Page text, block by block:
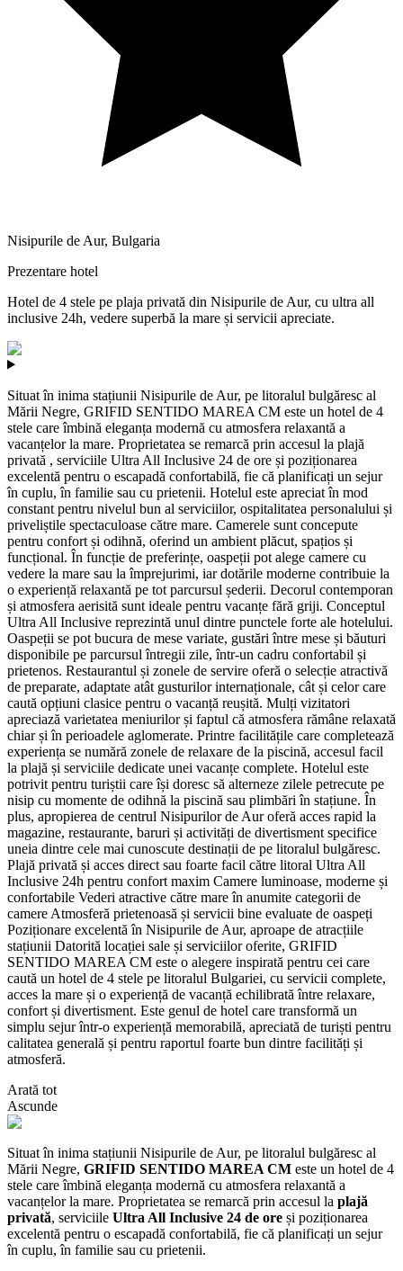
Nisipurile de Aur, Bulgaria
Prezentare hotel
Hotel de 4 stele pe plaja privată din Nisipurile de Aur, cu ultra all
inclusive 24h, vedere superbă la mare și servicii apreciate.
Situat în inima stațiunii Nisipurile de Aur, pe litoralul bulgăresc al
Mării Negre, GRIFID SENTIDO MAREA CM este un hotel de 4
stele care îmbină eleganța modernă cu atmosfera relaxantă a
vacanțelor la mare. Proprietatea se remarcă prin accesul la plajă
privată , serviciile Ultra All Inclusive 24 de ore și poziționarea
excelentă pentru o escapadă confortabilă, fie că planificați un sejur
în cuplu, în familie sau cu prietenii. Hotelul este apreciat în mod
constant pentru nivelul bun al serviciilor, ospitalitatea personalului și
priveliștile spectaculoase către mare. Camerele sunt concepute
pentru confort și odihnă, oferind un ambient plăcut, spațios și
funcțional. În funcție de preferințe, oaspeții pot alege camere cu
vedere la mare sau la împrejurimi, iar dotările moderne contribuie la
o experiență relaxantă pe tot parcursul șederii. Decorul contemporan
și atmosfera aerisită sunt ideale pentru vacanțe fără griji. Conceptul
Ultra All Inclusive reprezintă unul dintre punctele forte ale hotelului.
Oaspeții se pot bucura de mese variate, gustări între mese și băuturi
disponibile pe parcursul întregii zile, într-un cadru confortabil și
prietenos. Restaurantul și zonele de servire oferă o selecție atractivă
de preparate, adaptate atât gusturilor internaționale, cât și celor care
caută opțiuni clasice pentru o vacanță reușită. Mulți vizitatori
apreciază varietatea meniurilor și faptul că atmosfera rămâne relaxată
chiar și în perioadele aglomerate. Printre facilitățile care completează
experiența se numără zonele de relaxare de la piscină, accesul facil
la plajă și serviciile dedicate unei vacanțe complete. Hotelul este
potrivit pentru turiștii care își doresc să alterneze zilele petrecute pe
nisip cu momente de odihnă la piscină sau plimbări în stațiune. În
plus, apropierea de centrul Nisipurilor de Aur oferă acces rapid la
magazine, restaurante, baruri și activități de divertisment specifice
uneia dintre cele mai cunoscute destinații de pe litoralul bulgăresc.
Plajă privată și acces direct sau foarte facil către litoral Ultra All
Inclusive 24h pentru confort maxim Camere luminoase, moderne și
confortabile Vederi atractive către mare în anumite categorii de
camere Atmosferă prietenoasă și servicii bine evaluate de oaspeți
Poziționare excelentă în Nisipurile de Aur, aproape de atracțiile
stațiunii Datorită locației sale și serviciilor oferite, GRIFID
SENTIDO MAREA CM este o alegere inspirată pentru cei care
caută un hotel de 4 stele pe litoralul Bulgariei, cu servicii complete,
acces la mare și o experiență de vacanță echilibrată între relaxare,
confort și divertisment. Este genul de hotel care transformă un
simplu sejur într-o experiență memorabilă, apreciată de turiști pentru
calitatea generală și pentru raportul foarte bun dintre facilități și
atmosferă.
Arată tot
Ascunde
Situat în inima stațiunii Nisipurile de Aur, pe litoralul bulgăresc al
Mării Negre, GRIFID SENTIDO MAREA CM este un hotel de 4
stele care îmbină eleganța modernă cu atmosfera relaxantă a
vacanțelor la mare. Proprietatea se remarcă prin accesul la plajă
privată, serviciile Ultra All Inclusive 24 de ore și poziționarea
excelentă pentru o escapadă confortabilă, fie că planificați un sejur
în cuplu, în familie sau cu prietenii.